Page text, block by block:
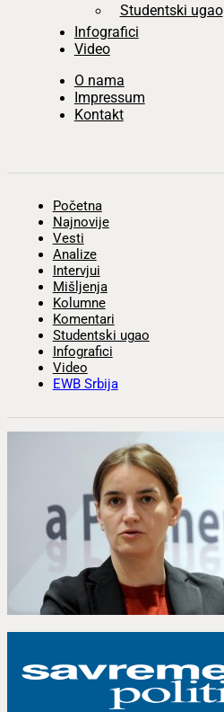
Studentski ugao
Infografici
Video
O nama
Impressum
Kontakt
Početna
Najnovije
Vesti
Analize
Intervjui
Mišljenja
Kolumne
Komentari
Studentski ugao
Infografici
Video
EWB Srbija